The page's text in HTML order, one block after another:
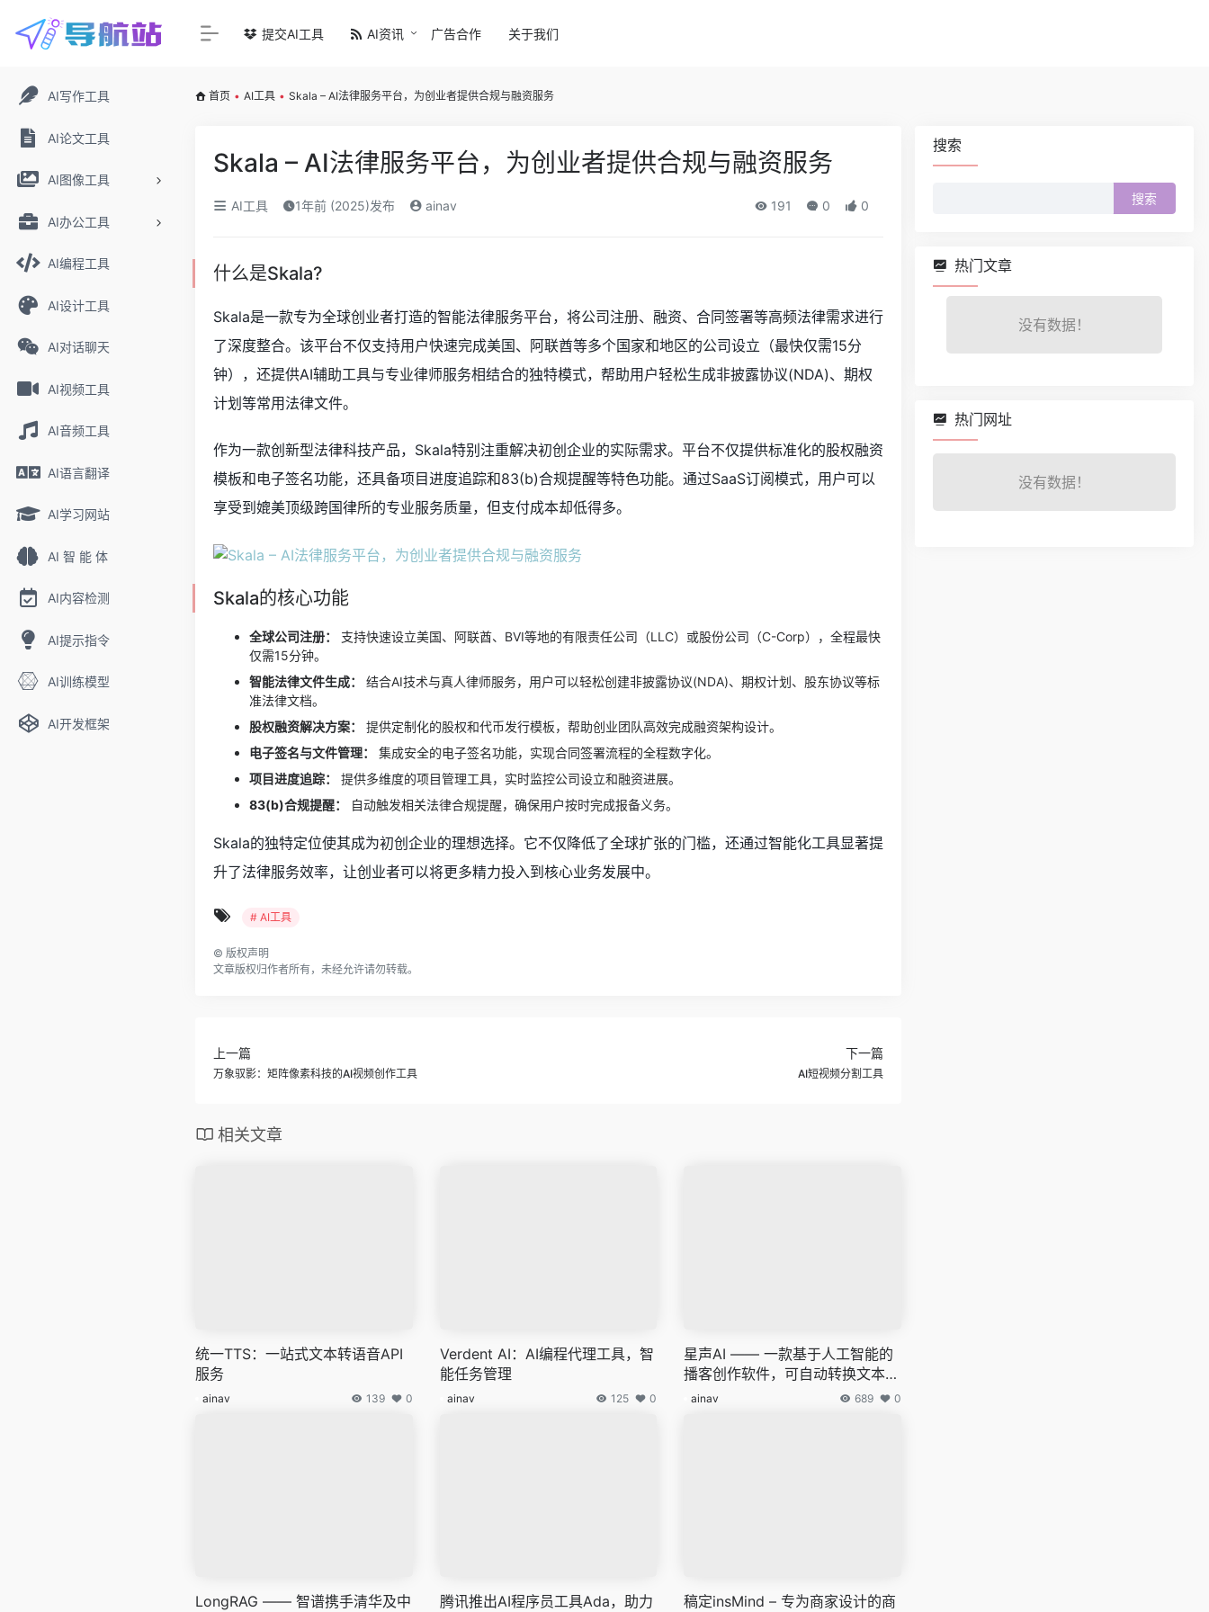
AI写作工具
AI论文工具
AI图像工具
AI办公工具
AI编程工具
AI设计工具
AI对话聊天
AI视频工具
AI音频工具
AI语言翻译
AI学习网站
AI 智 能 体
AI内容检测
AI提示指令
AI训练模型
AI开发框架
提交AI工具 AI资讯 广告合作 关于我们
首页 • AI工具 • Skala – AI法律服务平台，为创业者提供合规与融资服务
Skala – AI法律服务平台，为创业者提供合规与融资服务
AI工具 1年前 (2025)发布 ainav 191 0 0
什么是Skala?
Skala是一款专为全球创业者打造的智能法律服务平台，将公司注册、融资、合同签署等高频法律需求进行
了深度整合。该平台不仅支持用户快速完成美国、阿联酋等多个国家和地区的公司设立（最快仅需15分
钟），还提供AI辅助工具与专业律师服务相结合的独特模式，帮助用户轻松生成非披露协议(NDA)、期权
计划等常用法律文件。
作为一款创新型法律科技产品，Skala特别注重解决初创企业的实际需求。平台不仅提供标准化的股权融资
模板和电子签名功能，还具备项目进度追踪和83(b)合规提醒等特色功能。通过SaaS订阅模式，用户可以
享受到媲美顶级跨国律所的专业服务质量，但支付成本却低得多。
Skala的核心功能
全球公司注册：
支持快速设立美国、阿联酋、BVI等地的有限责任公司（LLC）或股份公司（C-Corp），全程最快
仅需15分钟。
智能法律文件生成：
结合AI技术与真人律师服务，用户可以轻松创建非披露协议(NDA)、期权计划、股东协议等标
准法律文档。
股权融资解决方案：
提供定制化的股权和代币发行模板，帮助创业团队高效完成融资架构设计。
电子签名与文件管理：
集成安全的电子签名功能，实现合同签署流程的全程数字化。
项目进度追踪：
提供多维度的项目管理工具，实时监控公司设立和融资进展。
83(b)合规提醒：
自动触发相关法律合规提醒，确保用户按时完成报备义务。
Skala的独特定位使其成为初创企业的理想选择。它不仅降低了全球扩张的门槛，还通过智能化工具显著提
升了法律服务效率，让创业者可以将更多精力投入到核心业务发展中。
# AI工具
© 版权声明
文章版权归作者所有，未经允许请勿转载。
上一篇
万象驭影：矩阵像素科技的AI视频创作工具
下一篇
AI短视频分割工具
相关文章
统一TTS：一站式文本转语音API
服务
ainav 139 0
Verdent AI：AI编程代理工具，智
能任务管理
ainav 125 0
星声AI —— 一款基于人工智能的
播客创作软件，可自动转换文本或
网址为音频内容
ainav 689 0
LongRAG —— 智谱携手清华及中
腾讯推出AI程序员工具Ada，助力
稿定insMind – 专为商家设计的商
搜索
热门文章
没有数据！
热门网址
没有数据！